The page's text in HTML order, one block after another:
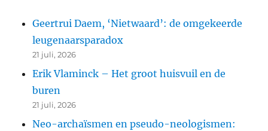
Geertrui Daem, ‘Nietwaard’: de omgekeerde
leugenaarsparadox
21 juli, 2026
Erik Vlaminck – Het groot huisvuil en de
buren
21 juli, 2026
Neo-archaïsmen en pseudo-neologismen: